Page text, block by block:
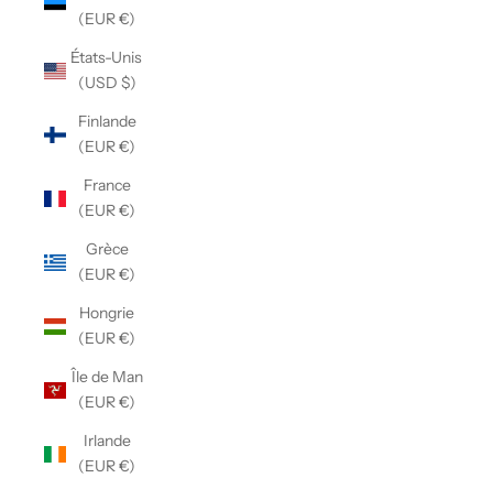
(EUR €)
États-Unis
(USD $)
Finlande
(EUR €)
France
(EUR €)
Grèce
(EUR €)
Hongrie
(EUR €)
Île de Man
(EUR €)
Irlande
(EUR €)